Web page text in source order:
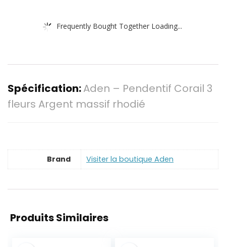
Frequently Bought Together Loading...
Spécification:Aden – Pendentif Corail 3
fleurs Argent massif rhodié
Brand Visiter la boutique Aden
Produits Similaires